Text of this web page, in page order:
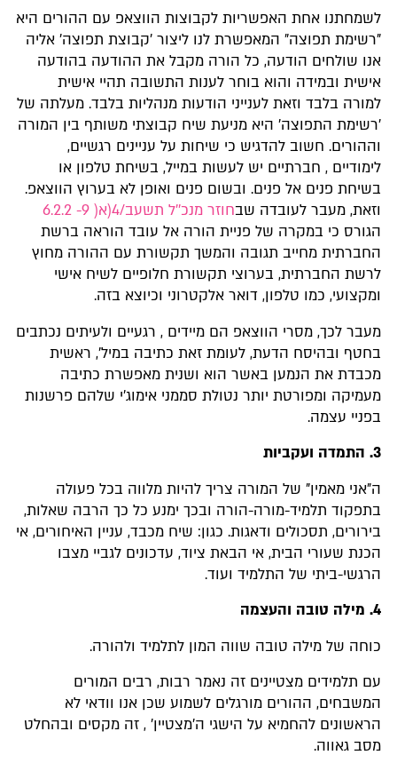
לשמחתנו אחת האפשריות לקבוצות הווצאפ עם ההורים היא
"רשימת תפוצה" המאפשרת לנו ליצור 'קבוצת תפוצה' אליה
אנו שולחים הודעה, כל הורה מקבל את ההודעה בהודעה
אישית ובמידה והוא בוחר לענות התשובה תהיי אישית
למורה בלבד וזאת לענייני הודעות מנהליות בלבד. מעלתה של
'רשימת התפוצה' היא מניעת שיח קבוצתי משותף בין המורה
וההורים. חשוב להדגיש כי שיחות על עניינים רגשיים,
לימודיים , חברתיים יש לעשות במייל, בשיחת טלפון או
בשיחת פנים אל פנים. ובשום פנים ואופן לא בערוץ הווצאפ.
וזאת, מעבר לעובדה שבחוזר מנכ''ל תשעב/4(א( 9- 6.2.2
הגורס כי במקרה של פניית הורה אל עובד הוראה ברשת
החברתית מחייב תגובה והמשך תקשורת עם ההורה מחוץ
לרשת החברתית, בערוצי תקשורת חלופיים לשיח אישי
ומקצועי, כמו טלפון, דואר אלקטרוני וכיוצא בזה.
מעבר לכך, מסרי הווצאפ הם מיידים , רגעיים ולעיתים נכתבים
בחטף ובהיסח הדעת, לעומת זאת כתיבה במיל', ראשית
מכבדת את הנמען באשר הוא ושנית מאפשרת כתיבה
מעמיקה ומפורטת יותר נטולת סממני אימוג'י שלהם פרשנות
בפניי עצמה.
3. התמדה ועקביות
ה"אני מאמין" של המורה צריך להיות מלווה בכל פעולה
בתפקוד תלמיד-מורה-הורה ובכך ימנע כל כך הרבה שאלות,
בירורים, תסכולים ודאגות. כגון: שיח מכבד, עניין האיחורים, אי
הכנת שעורי הבית, אי הבאת ציוד, עדכונים לגביי מצבו
הרגשי-ביתי של התלמיד ועוד.
4. מילה טובה והעצמה
כוחה של מילה טובה שווה המון לתלמיד ולהורה.
עם תלמידים מצטיינים זה נאמר רבות, רבים המורים
המשבחים, ההורים מורגלים לשמוע שכן אנו וודאי לא
הראשונים להחמיא על הישגי ה'מצטיין' , זה מקסים ובהחלט
מסב גאווה.